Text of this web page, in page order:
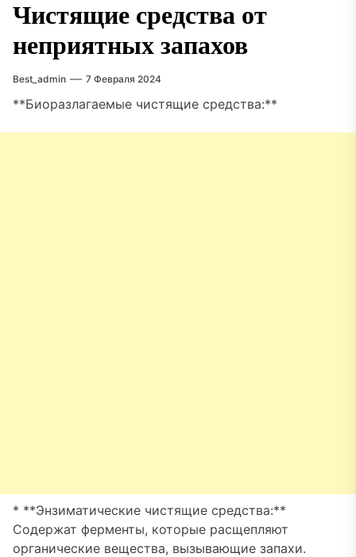
Чистящие средства от
неприятных запахов
Best_admin 7 Февраля 2024
**Биоразлагаемые чистящие средства:**
* **Энзиматические чистящие средства:**
Содержат ферменты, которые расщепляют
органические вещества, вызывающие запахи.